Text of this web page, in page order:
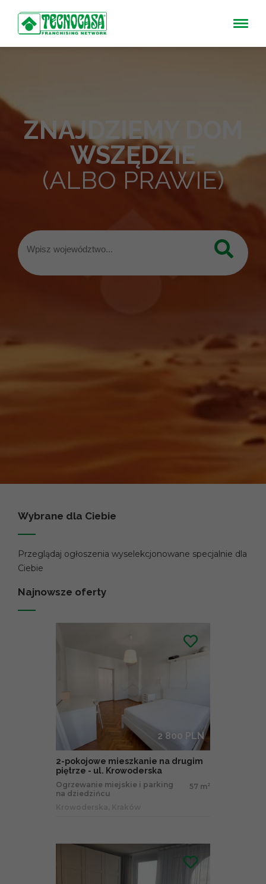
ZNAJDZIEMY DOM
WSZĘDZIE
(ALBO PRAWIE)
Wybrane dla Ciebie
Przeglądaj ogłoszenia wyselekcjonowane specjalnie dla
Ciebie
Najnowsze oferty
2 800 PLN
2-pokojowe mieszkanie na drugim
piętrze - ul. Krowoderska
Ogrzewanie miejskie i parking
na dziedzińcu
57 m 2